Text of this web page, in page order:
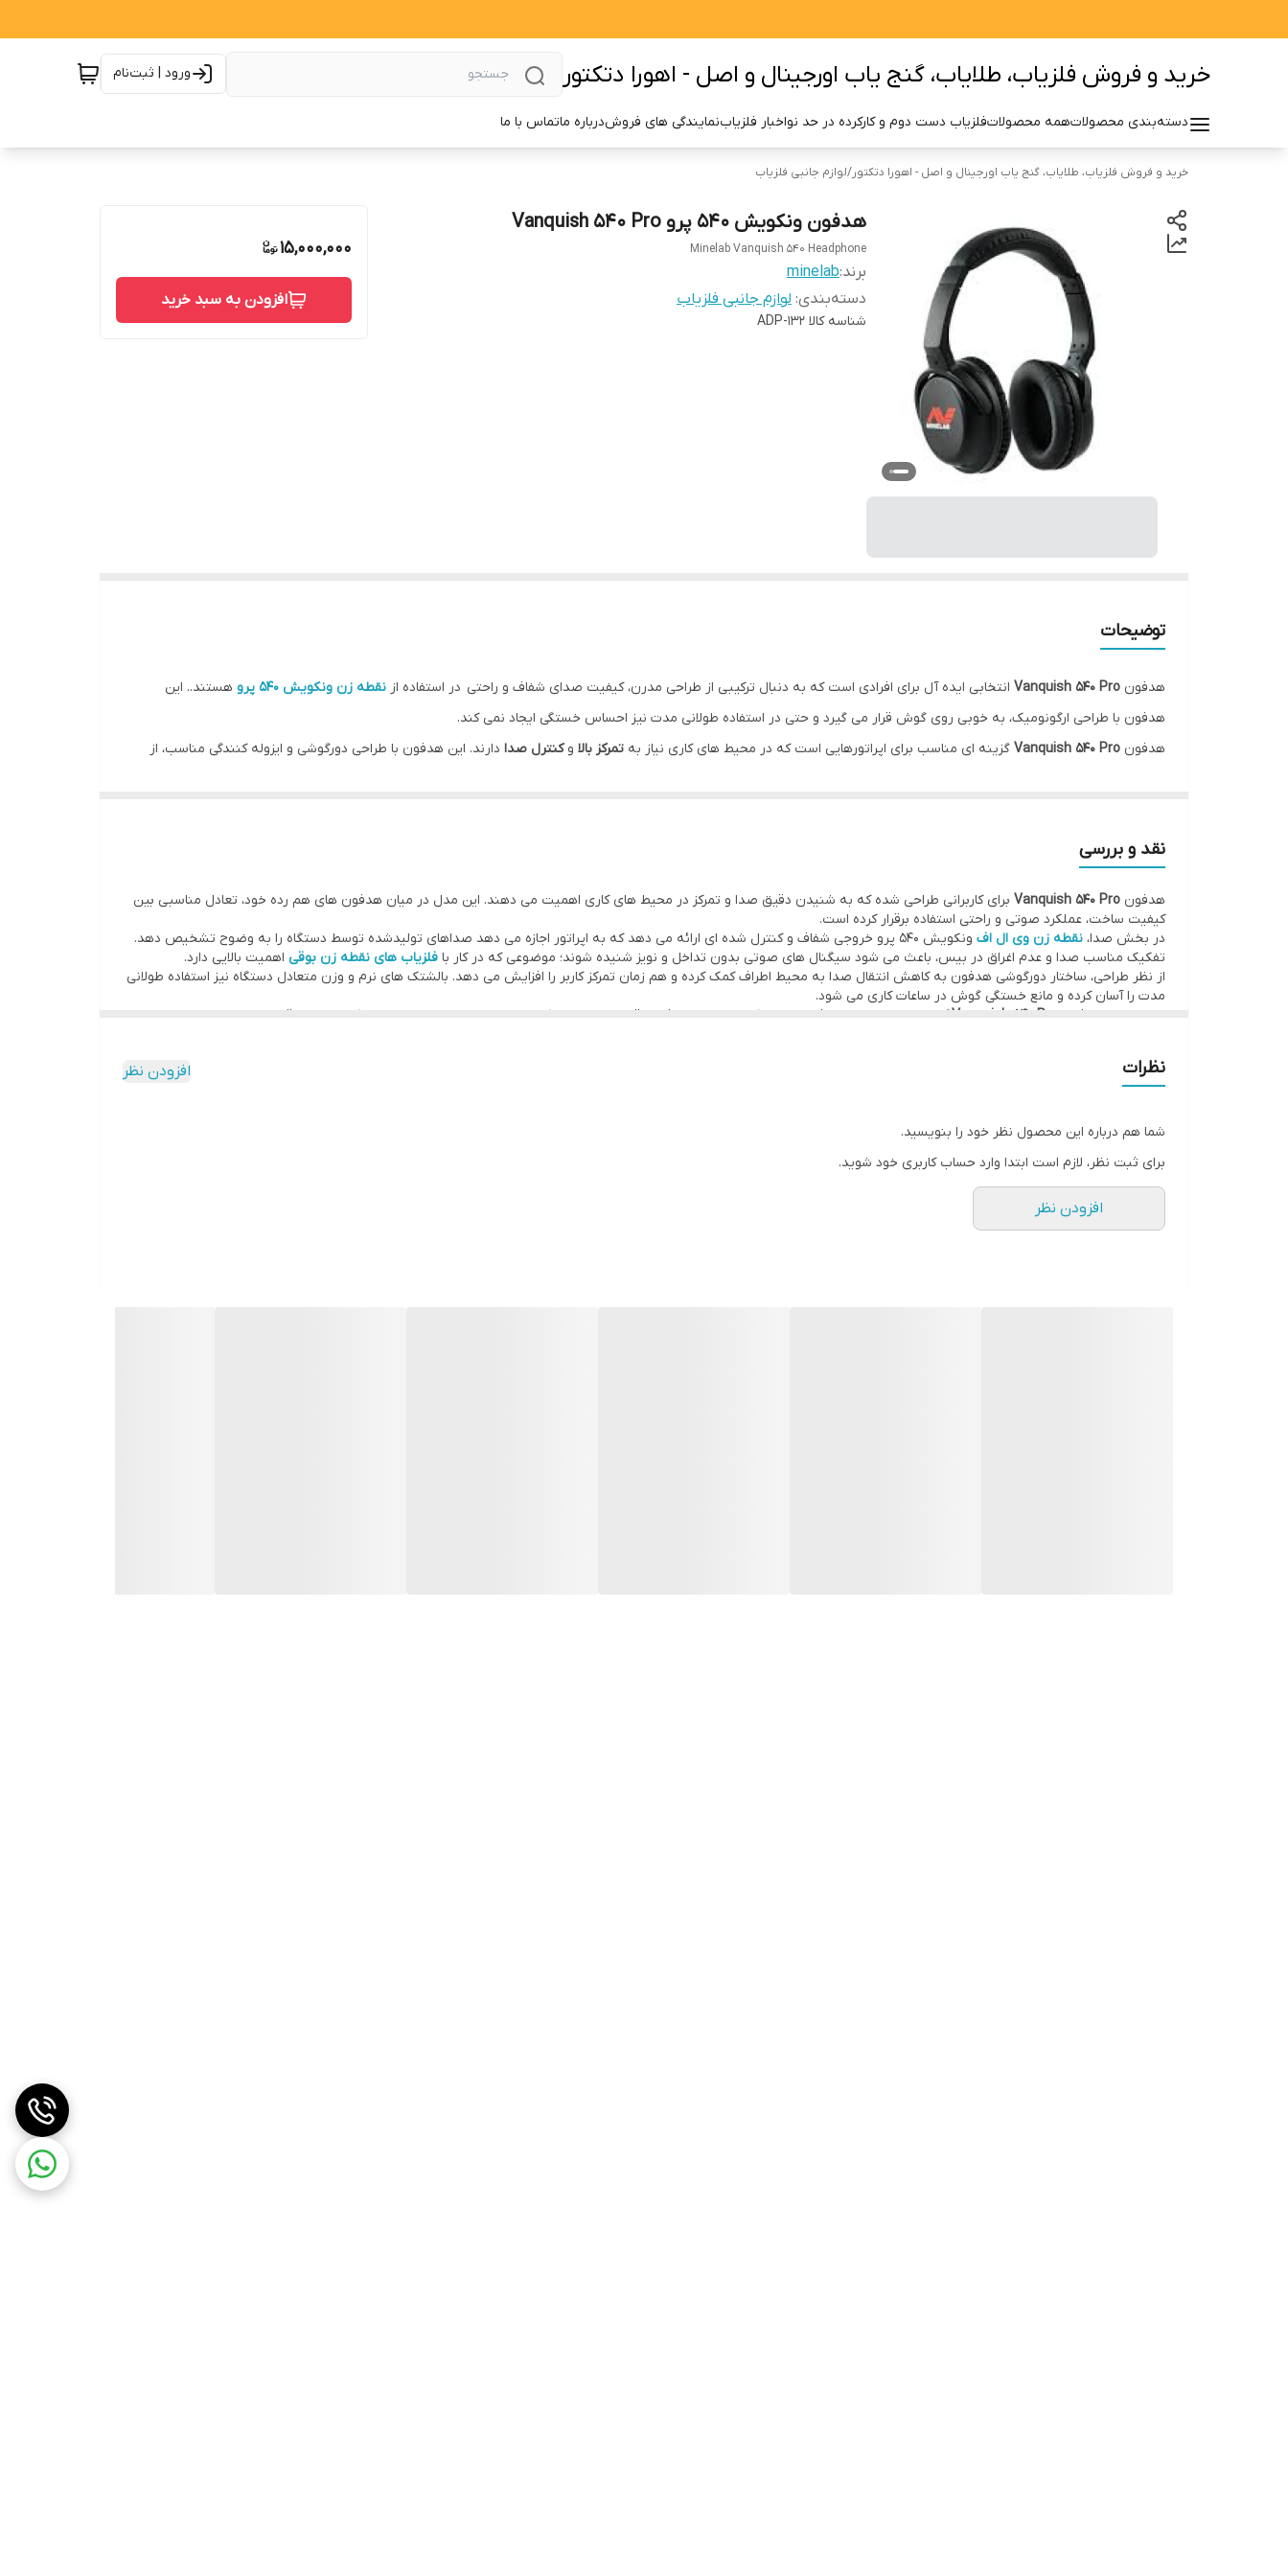
خرید و فروش فلزیاب، طلایاب، گنج یاب اورجینال و اصل - اهورا دتکتور ورود | ثبت‌نام
دسته‌بندی محصولاتهمه محصولاتفلزیاب دست دوم و کارکرده در حد نواخبار فلزیابنمایندگی های فروشدرباره ماتماس با ما
خرید و فروش فلزیاب، طلایاب، گنج یاب اورجینال و اصل - اهورا دتکتور/لوازم جانبی فلزیاب
هدفون ونکویش 540 پرو Vanquish 540 Pro
Minelab Vanquish 540 Headphone
برند:minelab
دسته‌بندی: لوازم جانبی فلزیاب
شناسه کالا ADP-132
15,000,000
افزودن به سبد خرید
توضیحات
هدفون Vanquish 540 Pro انتخابی ایده آل برای افرادی است که به دنبال ترکیبی از طراحی مدرن، کیفیت صدای شفاف و راحتی در استفاده از نقطه زن ونکویش 540 پرو
هستند.. این
هدفون با طراحی ارگونومیک، به خوبی روی گوش قرار می گیرد و حتی در استفاده طولانی مدت نیز احساس خستگی ایجاد نمی کند.
هدفون Vanquish 540 Pro گزینه ای مناسب برای اپراتورهایی است که در محیط های کاری نیاز به تمرکز بالا وکنترل صدا دارند. این هدفون با طراحی دورگوشی و ایزوله کنندگی مناسب، از
استفاده طولانی‌مدت را بدون ایجاد خستگی فراهم می‌کند و آن را به انتخابی کاربردی برای شیفت‌های کاری تبدیل کرده است.
هدفونVanquish 540 Pro
محسوب می‌شود.
نقد و بررسی
هدفون Vanquish 540 Pro برای کاربرانی طراحی شده که به شنیدن دقیق صدا و تمرکز در محیط های کاری اهمیت می دهند. این مدل در میان هدفون های هم رده خود، تعادل مناسبی بین
کیفیت ساخت، عملکرد صوتی و راحتی استفاده برقرار کرده است.
در بخش صدا، نقطه زن وی ال اف
ونکویش 540 پرو خروجی شفاف و کنترل شده ای ارائه می دهد که به اپراتور اجازه می دهد صداهای تولیدشده توسط دستگاه را به وضوح تشخیص دهد.
تفکیک مناسب صدا و عدم اغراق در بیس، باعث می شود سیگنال های صوتی بدون تداخل و نویز شنیده شوند؛ موضوعی که در کار با فلزیاب های نقطه زن بوقی اهمیت بالایی دارد.
از نظر طراحی، ساختار دورگوشی هدفون به کاهش انتقال صدا به محیط اطراف کمک کرده و هم زمان تمرکز کاربر را افزایش می دهد. بالشتک های نرم و وزن متعادل دستگاه نیز استفاده طولانی
مدت را آسان کرده و مانع خستگی گوش در ساعات کاری می شود.
در مجموع، هدفون
Vanquish 540 Proگزینه ای منطقی برای افرادی است که به دنبال هدفونی قابل اعتماد برای کار تخصصی، با دوام مناسب و عملکرد صوتی دقیق هستند و می خواهند با
داشته باشید در صورت عدم موجودی هر محصول امکان سفارش محصول به صورت اختصاصی وجود دارد.
نظرات افزودن نظر
شما هم درباره این محصول نظر خود را بنویسید.
برای ثبت نظر، لازم است ابتدا وارد حساب کاربری خود شوید.
افزودن نظر